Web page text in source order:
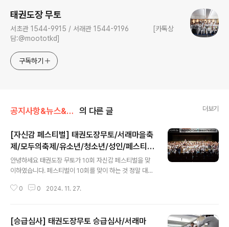
태권도장 무토
서초관 1544-9915 / 서래관 1544-9196 [카톡상
담:@moototkd]
구독하기
공지사항&뉴스&행사/행사/대회 의 다른 글 더보기
[자신감 페스티벌] 태권도장무토/서래마을축
제/모두의축제/유소년/청소년/성인/페스티
벌/프랑스학교/외국인수련생
안녕하세요 태권도장 무토가 10회 자신감 페스티벌을 맞
이하였습니다. 페스티벌이 10회를 맞이 하는 것 정말 대단
하다고 생각합니다. 우리 태권도장 무토는 성인 태권도와
는 것을 지향 합니다. 우리는 이렇게 힘들고 어려운 공연을
0 0 2024. 11. 27.
[승급심사] 태권도장무토 승급심사/서래마